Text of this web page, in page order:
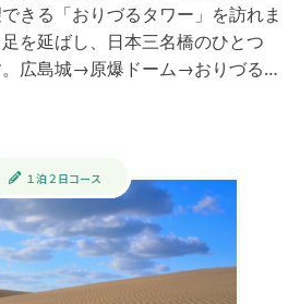
きる「おりづるタワー」を訪れま
を延ばし、日本三名橋のひとつ
。​ 広島城→原爆ドーム→おりづる…
１泊２日コース